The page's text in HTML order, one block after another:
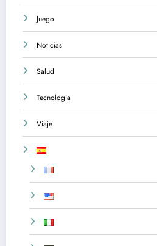
Juego
Noticias
Salud
Tecnologia
Viaje